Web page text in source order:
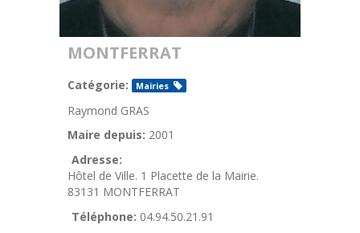
MONTFERRAT
Catégorie: Mairies
Raymond GRAS
Maire depuis: 2001
Adresse:
Hôtel de Ville. 1 Placette de la Mairie.
83131 MONTFERRAT
Téléphone: 04.94.50.21.91